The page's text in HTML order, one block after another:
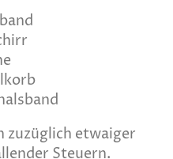
zuzüglich etwaiger
Steuern.